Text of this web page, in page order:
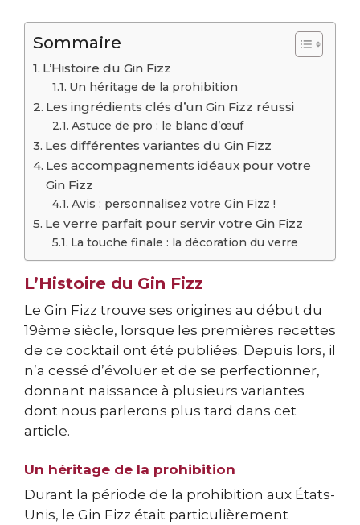
Sommaire
L’Histoire du Gin Fizz
Un héritage de la prohibition
Les ingrédients clés d’un Gin Fizz réussi
Astuce de pro : le blanc d’œuf
Les différentes variantes du Gin Fizz
Les accompagnements idéaux pour votre
Gin Fizz
Avis : personnalisez votre Gin Fizz !
Le verre parfait pour servir votre Gin Fizz
La touche finale : la décoration du verre
L’Histoire du Gin Fizz
Le Gin Fizz trouve ses origines au début du
19ème siècle, lorsque les premières recettes
de ce cocktail ont été publiées. Depuis lors, il
n’a cessé d’évoluer et de se perfectionner,
donnant naissance à plusieurs variantes
dont nous parlerons plus tard dans cet
article.
Un héritage de la prohibition
Durant la période de la prohibition aux États-
Unis, le Gin Fizz était particulièrement